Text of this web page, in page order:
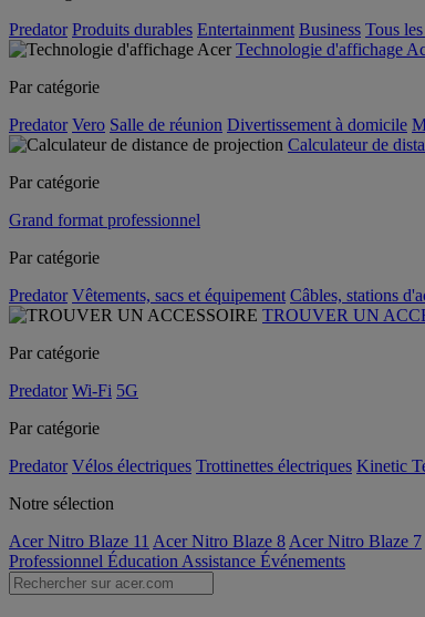
Predator Produits durables Entertainment Business Tous
Technologie d'affichage
Par catégorie
Predator Vero Salle de réunion Divertissement à domicile
Calculateur de
Par catégorie
Grand format professionnel
Par catégorie
Predator Vêtements, sacs et équipement Câbles, stations
TROUVER UN
Par catégorie
Predator Wi-Fi 5G
Par catégorie
Predator Vélos électriques Trottinettes électriques Kinetic
Notre sélection
Acer Nitro Blaze 11 Acer Nitro Blaze 8 Acer Nitro Blaze 7
Professionnel Éducation Assistance Événements